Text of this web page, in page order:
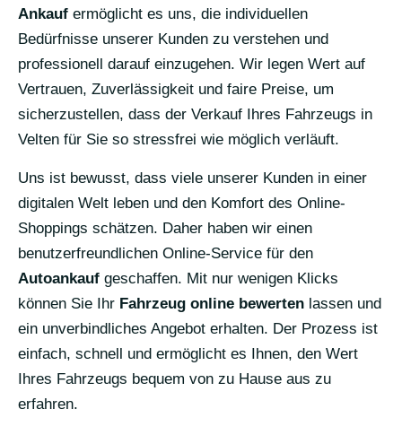
Ankauf ermöglicht es uns, die individuellen
Bedürfnisse unserer Kunden zu verstehen und
professionell darauf einzugehen. Wir legen Wert auf
Vertrauen, Zuverlässigkeit und faire Preise, um
sicherzustellen, dass der Verkauf Ihres Fahrzeugs in
Velten für Sie so stressfrei wie möglich verläuft.
Uns ist bewusst, dass viele unserer Kunden in einer
digitalen Welt leben und den Komfort des Online-
Shoppings schätzen. Daher haben wir einen
benutzerfreundlichen Online-Service für den
Autoankauf geschaffen. Mit nur wenigen Klicks
können Sie Ihr Fahrzeug online bewerten lassen und
ein unverbindliches Angebot erhalten. Der Prozess ist
einfach, schnell und ermöglicht es Ihnen, den Wert
Ihres Fahrzeugs bequem von zu Hause aus zu
erfahren.